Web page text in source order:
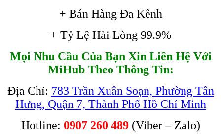
+ Bán Hàng Đa Kênh
+ Tỷ Lệ Hài Lòng 99.9%
Mọi Nhu Cầu Của Bạn Xin Liên Hệ Với
MiHub Theo Thông Tin:
Địa Chỉ: 783 Trần Xuân Soạn, Phường Tân
Hưng, Quận 7, Thành Phố Hồ Chí Minh
Hotline: 0907 260 489(Viber – Zalo)